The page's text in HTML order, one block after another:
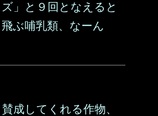
ズ」と９回となえると
ぶ哺乳類、なーん
成してくれる作物、